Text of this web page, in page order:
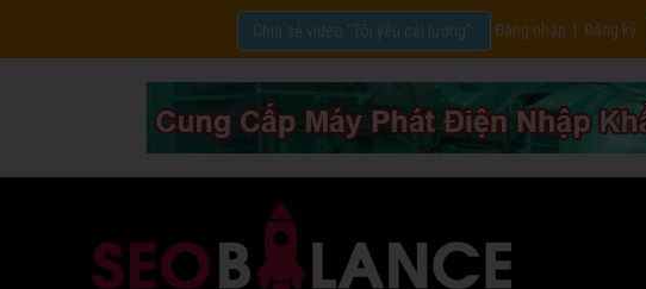
Đăng nhập Đăng ký
Chia sẻ video "Tôi yêu cải lương".